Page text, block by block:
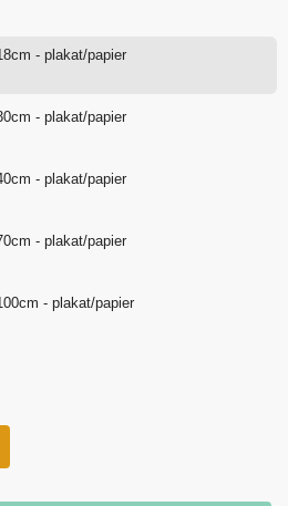
- plakat/papier
- plakat/papier
- plakat/papier
- plakat/papier
- plakat/papier